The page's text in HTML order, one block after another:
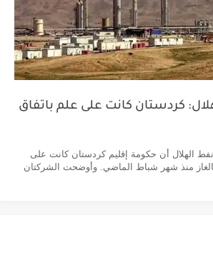
كردستان كانت على علم باتفاق
الهلال أن حكومة إقليم كردستان كانت على
بالغاز منذ شهر شباط الماضي. وأوضحت الشركتان